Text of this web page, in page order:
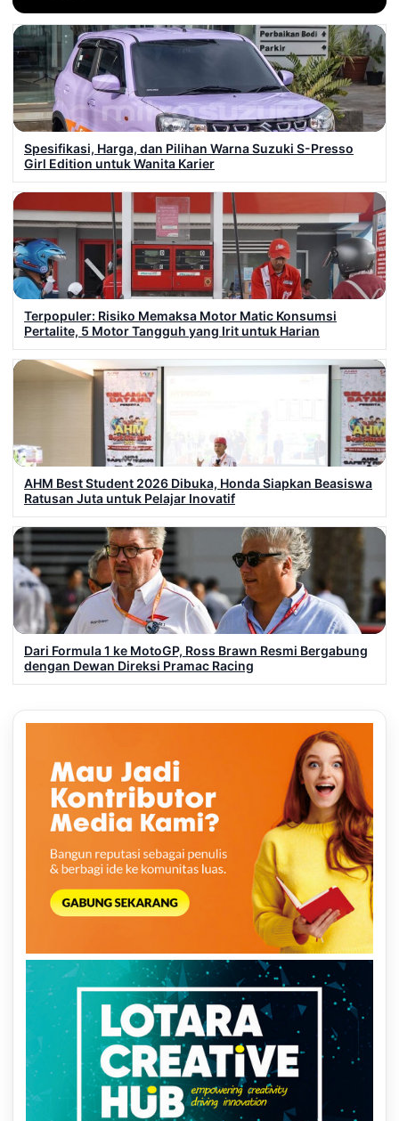
Spesifikasi, Harga, dan Pilihan Warna Suzuki S-Presso
Girl Edition untuk Wanita Karier
Terpopuler: Risiko Memaksa Motor Matic Konsumsi
Pertalite, 5 Motor Tangguh yang Irit untuk Harian
AHM Best Student 2026 Dibuka, Honda Siapkan Beasiswa
Ratusan Juta untuk Pelajar Inovatif
Dari Formula 1 ke MotoGP, Ross Brawn Resmi Bergabung
dengan Dewan Direksi Pramac Racing